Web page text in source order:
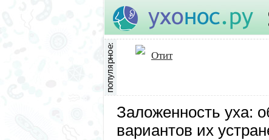
Отит
Заложенность уха:
вариантов их